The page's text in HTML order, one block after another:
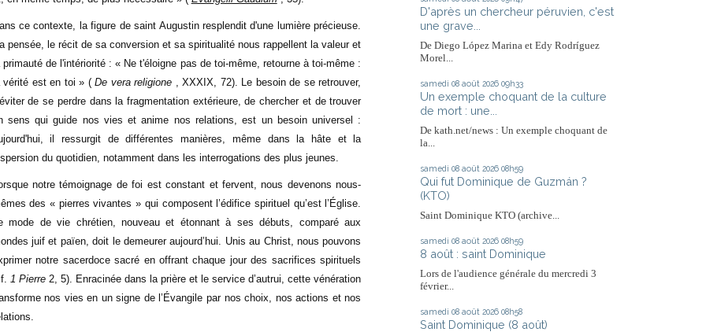
ce contexte, la figure de saint Augustin resplendit d'une lumière précieuse.
pensée, le récit de sa conversion et sa spiritualité nous rappellent la valeur et
primauté de l'intériorité : « Ne t'éloigne pas de toi-même, retourne à toi-même :
vérité est en toi » (De vera religione , XXXIX, 72). Le besoin de se retrouver,
de se perdre dans la fragmentation extérieure, de chercher et de trouver
sens qui guide nos vies et anime nos relations, est un besoin universel :
il ressurgit de différentes manières, même dans la hâte et la
du quotidien, notamment dans les interrogations des plus jeunes.
notre témoignage de foi est constant et fervent, nous devenons nous-
des « pierres vivantes » qui composent l’édifice spirituel qu’est l’Église.
mode de vie chrétien, nouveau et étonnant à ses débuts, comparé aux
juif et païen, doit le demeurer aujourd’hui. Unis au Christ, nous pouvons
notre sacerdoce sacré en offrant chaque jour des sacrifices spirituels
1 Pierre2, 5). Enracinée dans la prière et le service d’autrui, cette vénération
nos vies en un signe de l’Évangile par nos choix, nos actions et nos
D'après un chercheur péruvien, c'est
une grave...
De Diego López Marina et Edy Rodríguez
Morel...
samedi 08 août 2026 09h33
Un exemple choquant de la culture
de mort : une...
De kath.net/news : Un exemple choquant de
la...
samedi 08 août 2026 08h59
Qui fut Dominique de Guzmán ?
(KTO)
Saint Dominique KTO (archive...
samedi 08 août 2026 08h59
8 août : saint Dominique
Lors de l'audience générale du mercredi 3
février...
samedi 08 août 2026 08h58
Saint Dominique (8 août)